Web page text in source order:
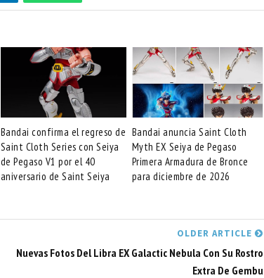
Bandai confirma el regreso de
Saint Cloth Series con Seiya
de Pegaso V1 por el 40
aniversario de Saint Seiya
Bandai anuncia Saint Cloth
Myth EX Seiya de Pegaso
Primera Armadura de Bronce
para diciembre de 2026
OLDER ARTICLE
Nuevas Fotos Del Libra EX Galactic Nebula Con Su Rostro
Extra De Gembu